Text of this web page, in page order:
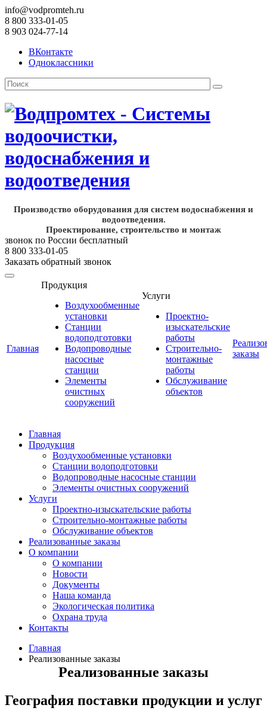
info@vodpromteh.ru
8 800 333-01-05
8 903 024-77-14
ВКонтакте
Одноклассники
Производство оборудования для систем водоснабжения и
водоотведения.
Проектирование, строительство и монтаж
звонок по России бесплатный
8 800 333-01-05
Заказать обратный звонок
Главная
Продукция
Воздухообменные
установки
Станции
водоподготовки
Водопроводные
насосные
станции
Элементы
очистных
сооружений
Услуги
Проектно-
изыскательские
работы
Строительно-
монтажные
работы
Обслуживание
объектов
заказы
Главная
Продукция
Воздухообменные установки
Станции водоподготовки
Водопроводные насосные станции
Элементы очистных сооружений
Услуги
Проектно-изыскательские работы
Строительно-монтажные работы
Обслуживание объектов
Реализованные заказы
О компании
О компании
Новости
Документы
Наша команда
Экологическая политика
Охрана труда
Контакты
Главная
Реализованные заказы
Реализованные заказы
География поставки продукции и услуг